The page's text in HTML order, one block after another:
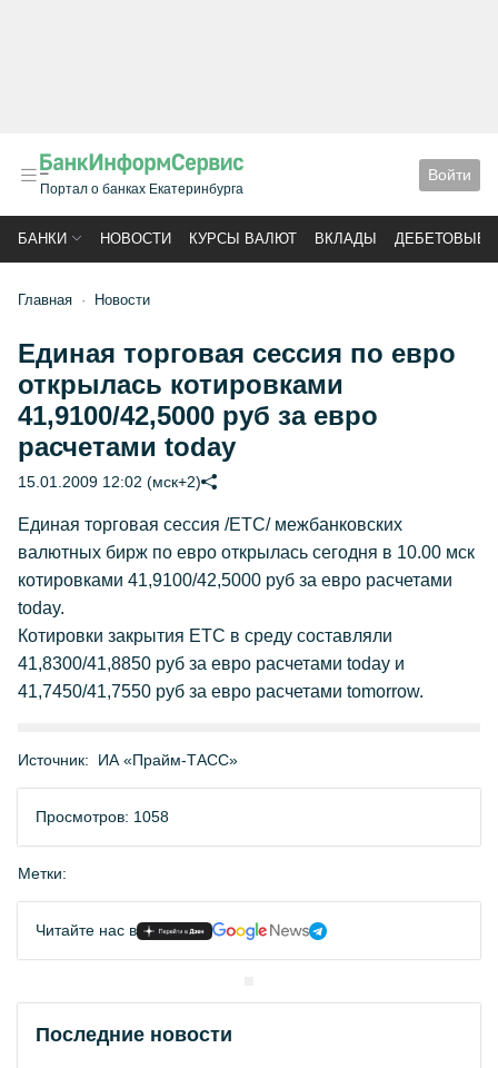
Портал о банках Екатеринбурга
Войти
БАНКИ НОВОСТИ КУРСЫ ВАЛЮТ ВКЛАДЫ ДЕБЕТОВЫЕ
Главная Новости
Единая торговая сессия по евро
открылась котировками
41,9100/42,5000 руб за евро
расчетами today
15.01.2009 12:02 (мск+2)
Единая торговая сессия /ЕТС/ межбанковских
валютных бирж по евро открылась сегодня в 10.00 мск
котировками 41,9100/42,5000 руб за евро расчетами
today.
Котировки закрытия ЕТС в среду составляли
41,8300/41,8850 руб за евро расчетами today и
41,7450/41,7550 руб за евро расчетами tomorrow.
Источник: ИА «Прайм-ТАСС»
Просмотров: 1058
Метки:
Читайте нас в
Последние новости